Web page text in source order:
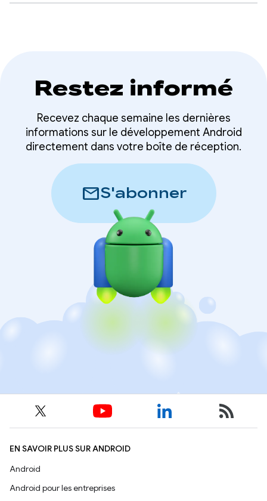
Restez informé
Recevez chaque semaine les dernières
informations sur le développement Android
directement dans votre boîte de réception.
mailS'abonner
EN SAVOIR PLUS SUR ANDROID
Android
Android pour les entreprises